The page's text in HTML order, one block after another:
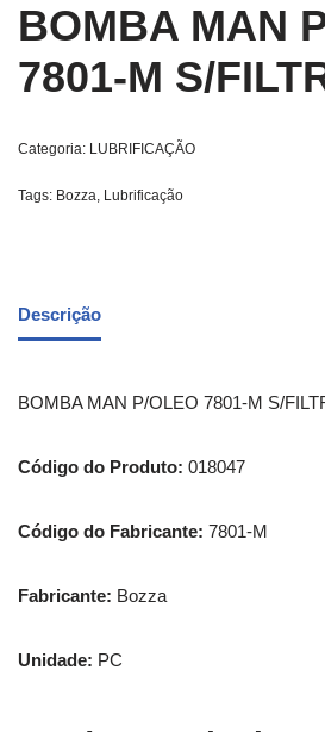
BOMBA MAN
7801-M S/
Categoria: LUBRIFICAÇÃO
Tags: Bozza, Lubrificação
Descrição
BOMBA MAN P/OLEO 7801-M S/
Código do Produto: 018047
Código do Fabricante: 7801-M
Fabricante: Bozza
Unidade: PC